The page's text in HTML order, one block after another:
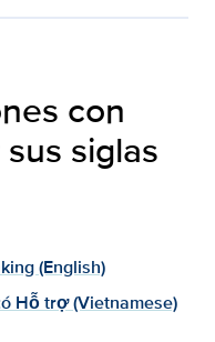
con
siglas
(English)
Hỗ trợ (Vietnamese)